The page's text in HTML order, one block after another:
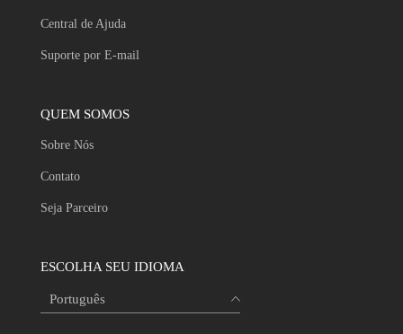
Central de Ajuda
Suporte por E-mail
QUEM SOMOS
Sobre Nós
Contato
Seja Parceiro
ESCOLHA SEU IDIOMA
Português